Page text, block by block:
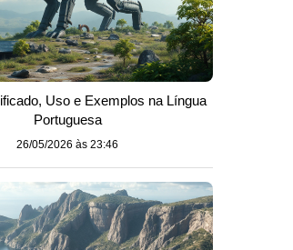
Uso e Exemplos na Língua
Portuguesa
26/05/2026 às 23:46